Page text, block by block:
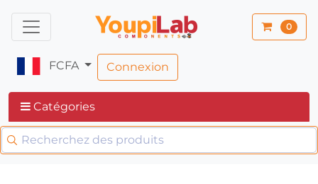
0
FCFA Connexion
Catégories